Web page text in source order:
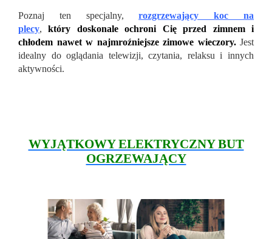
Poznaj ten specjalny,rozgrzewający koc na
plecy,który doskonale ochroni Cię przed zimnem i
chłodem nawet w najmroźniejsze zimowe wieczory.Jest
idealny do oglądania telewizji, czytania, relaksu i innych
aktywności.
WYJĄTKOWY ELEKTRYCZNY BUT
OGRZEWAJĄCY